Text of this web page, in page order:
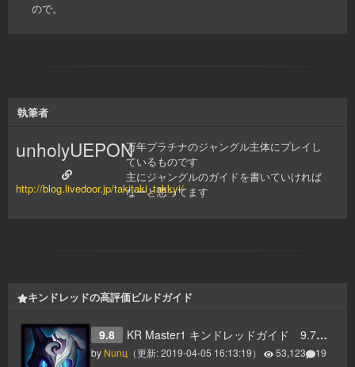
ので。
執筆者
unholyUEPON
http://blog.livedoor.jp/takitaki_takkyi/
万年プラチナのジャングル主体にプレイし
ているものです
主にジャングルのガイドを書いていければ
なーと思ってます
キンドレッドの高評価ビルドガイド
9.8 KR Master1 キンドレッドガイド 9.7ver
by Nunц （更新:2019-04-05 16:13:19） 53,123 19